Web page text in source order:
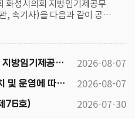
화성시의회 지방임기제공무
, 속기사)을 다음과 같이 공고
2026년 제6회 화성시의회 지방임기제공무원(정책지원관, 속기사) 채용공고 2026-08-07
화성시의회 청사 CCTV 설치 및 운영에 따른 행정예고 2026-08-07
76호) 2026-07-30